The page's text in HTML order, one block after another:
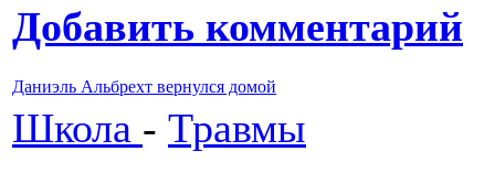
Добавить комментарий
Даниэль Альбрехт вернулся домой
Школа - Травмы